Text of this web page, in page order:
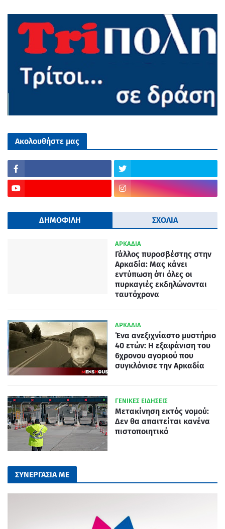
Ακολουθήστε μας
ΔΗΜΟΦΙΛΗ ΣΧΟΛΙΑ
ΑΡΚΑΔΙΑ
Γάλλος πυροσβέστης στην
Αρκαδία: Μας κάνει
εντύπωση ότι όλες οι
πυρκαγιές εκδηλώνονται
ταυτόχρονα
ΑΡΚΑΔΙΑ
Ένα ανεξιχνίαστο μυστήριο
40 ετών: Η εξαφάνιση του
6χρονου αγοριού που
συγκλόνισε την Αρκαδία
ΓΕΝΙΚΕΣ ΕΙΔΗΣΕΙΣ
Μετακίνηση εκτός νομού:
Δεν θα απαιτείται κανένα
πιστοποιητικό
ΣΥΝΕΡΓΑΣΙΑ ΜΕ